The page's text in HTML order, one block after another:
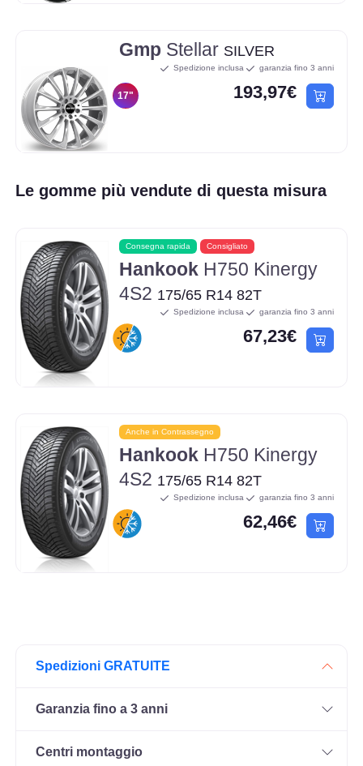
Gmp Stellar SILVER
17"
Spedizione inclusa garanzia fino 3 anni
193,97€
Le gomme più vendute di questa misura
Consegna rapida Consigliato
Hankook H750 Kinergy
4S2 175/65 R14 82T
Spedizione inclusa garanzia fino 3 anni
67,23€
Anche in Contrassegno
Hankook H750 Kinergy
4S2 175/65 R14 82T
Spedizione inclusa garanzia fino 3 anni
62,46€
Spedizioni GRATUITE
Garanzia fino a 3 anni
Centri montaggio